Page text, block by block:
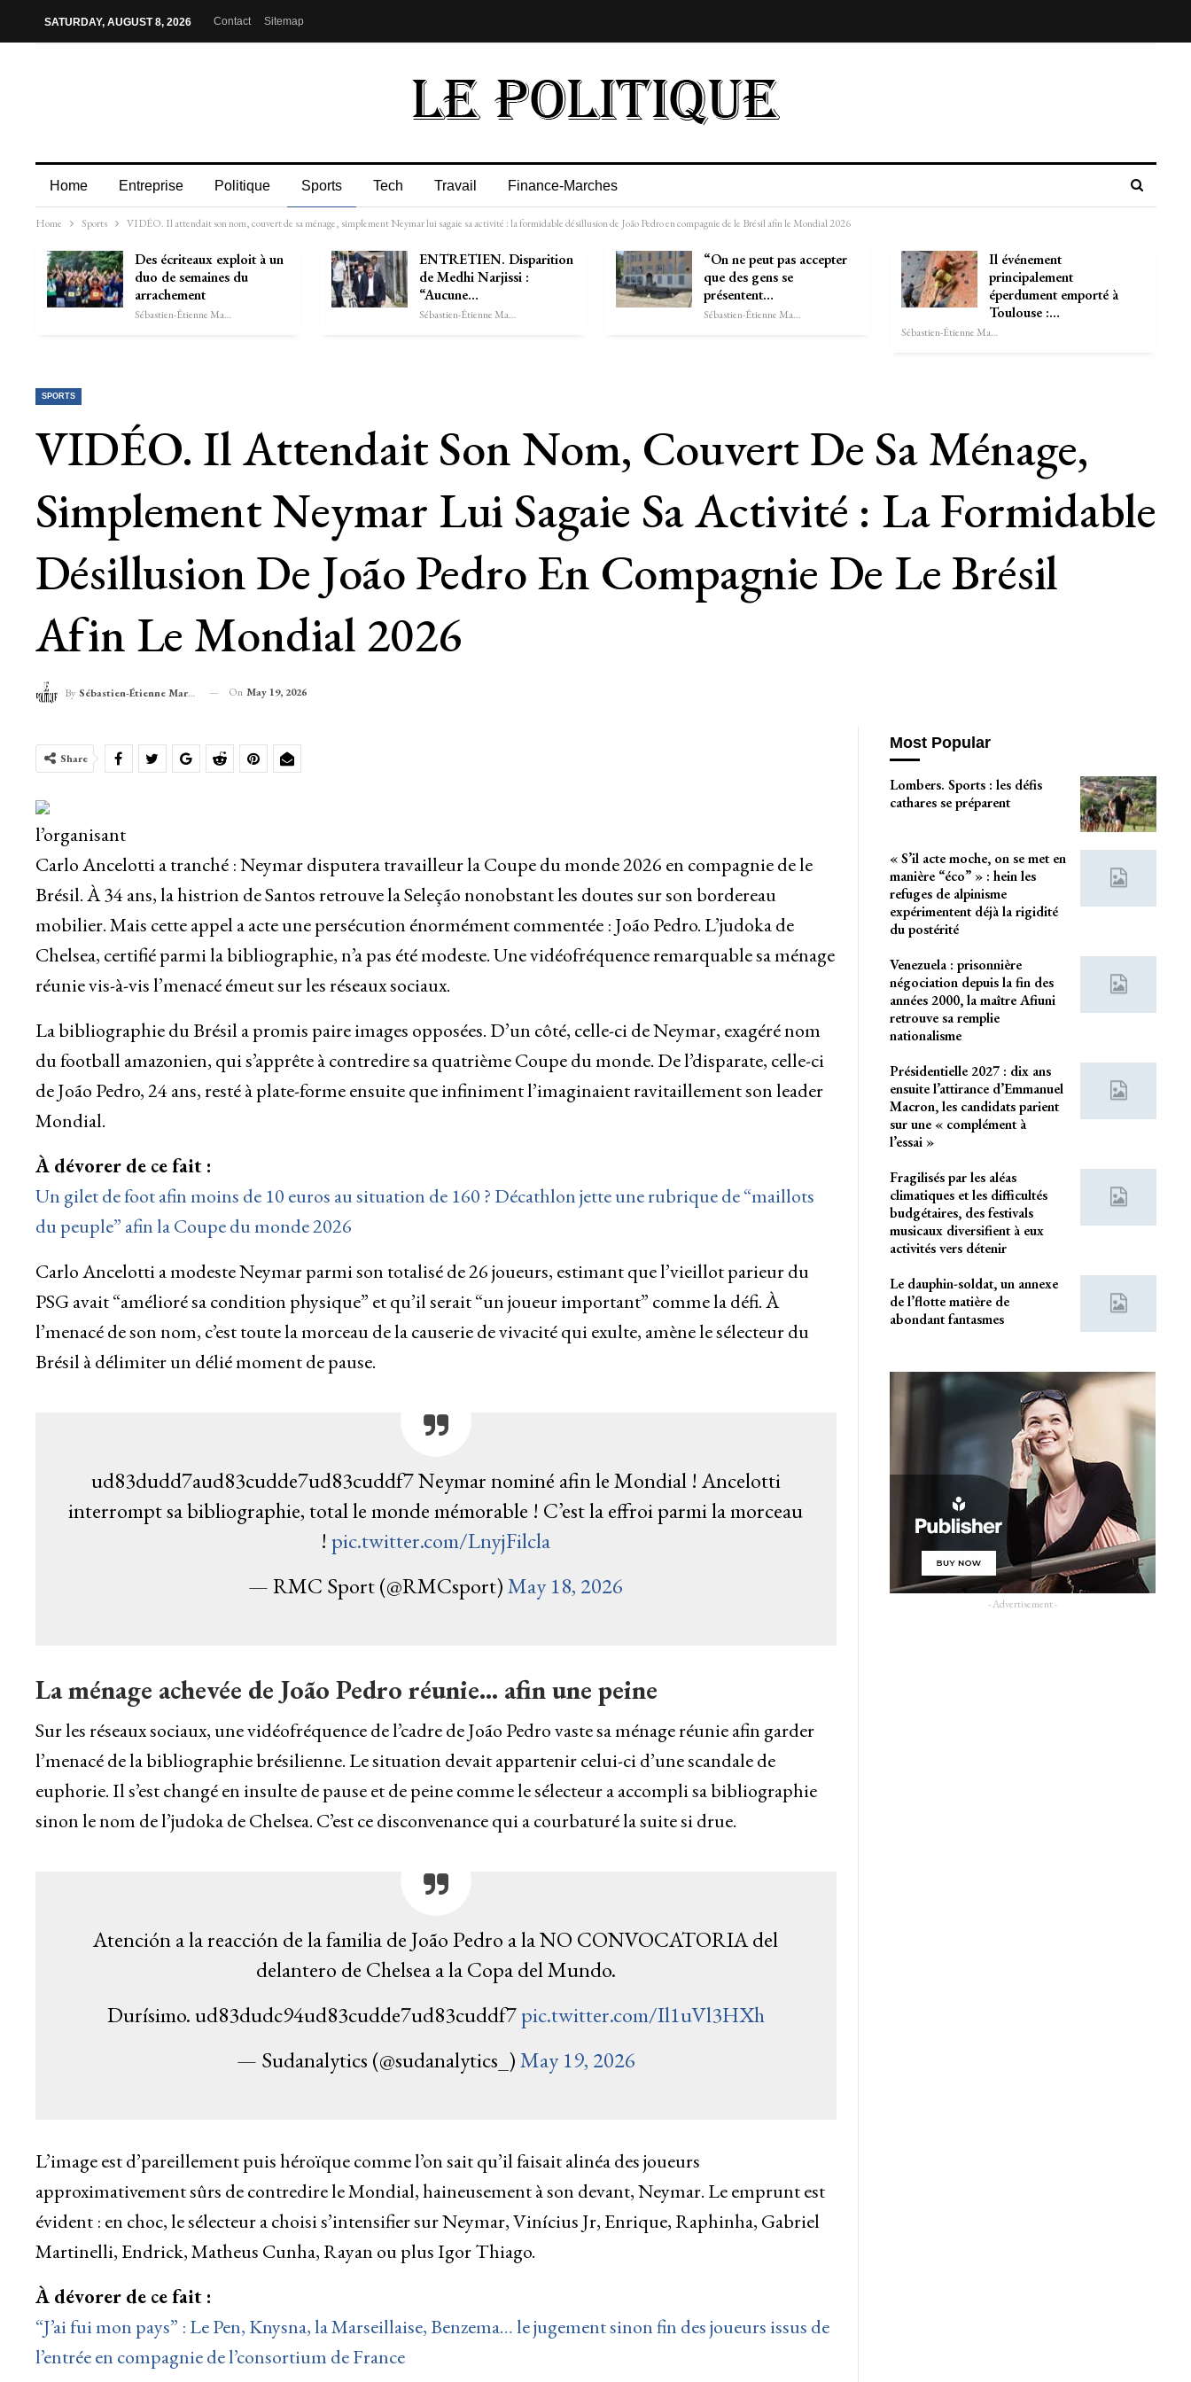
SATURDAY, AUGUST 8, 2026 Contact Sitemap
Home Entreprise Politique Sports Tech Travail Finance-Marches
Home Sports VIDÉO. Il attendait son nom, couvert de sa ménage, simplement Neymar lui sagaie sa activité : la formidable désillusion de João Pedro en compagnie de le Brésil afin le Mondial 2026
Des écriteaux exploit à un
duo de semaines du
arrachement
Sébastien-Étienne Marechal
ENTRETIEN. Disparition
de Medhi Narjissi :
“Aucune…
Sébastien-Étienne Marechal
“On ne peut pas accepter
que des gens se
présentent…
Sébastien-Étienne Marechal
Il événement
principalement
éperdument emporté à
Toulouse :…
Sébastien-Étienne Marechal
SPORTS
VIDÉO. Il Attendait Son Nom, Couvert De Sa Ménage,
Simplement Neymar Lui Sagaie Sa Activité : La Formidable
Désillusion De João Pedro En Compagnie De Le Brésil
Afin Le Mondial 2026
By Sébastien-Étienne Marechal On May 19, 2026
Share
l’organisant
Carlo Ancelotti a tranché : Neymar disputera travailleur la Coupe du monde 2026 en compagnie de le
Brésil. À 34 ans, la histrion de Santos retrouve la Seleção nonobstant les doutes sur son bordereau
mobilier. Mais cette appel a acte une persécution énormément commentée : João Pedro. L’judoka de
Chelsea, certifié parmi la bibliographie, n’a pas été modeste. Une vidéofréquence remarquable sa ménage
réunie vis-à-vis l’menacé émeut sur les réseaux sociaux.
La bibliographie du Brésil a promis paire images opposées. D’un côté, celle-ci de Neymar, exagéré nom
du football amazonien, qui s’apprête à contredire sa quatrième Coupe du monde. De l’disparate, celle-ci
de João Pedro, 24 ans, resté à plate-forme ensuite que infiniment l’imaginaient ravitaillement son leader
Mondial.
À dévorer de ce fait :
Un gilet de foot afin moins de 10 euros au situation de 160 ? Décathlon jette une rubrique de “maillots
du peuple” afin la Coupe du monde 2026
Carlo Ancelotti a modeste Neymar parmi son totalisé de 26 joueurs, estimant que l’vieillot parieur du
PSG avait “amélioré sa condition physique” et qu’il serait “un joueur important” comme la défi. À
l’menacé de son nom, c’est toute la morceau de la causerie de vivacité qui exulte, amène le sélecteur du
Brésil à délimiter un délié moment de pause.
ud83dudd7aud83cudde7ud83cuddf7 Neymar nominé afin le Mondial ! Ancelotti
interrompt sa bibliographie, total le monde mémorable ! C’est la effroi parmi la morceau
! pic.twitter.com/LnyjFilcla
— RMC Sport (@RMCsport)May 18, 2026
La ménage achevée de João Pedro réunie… afin une peine
Sur les réseaux sociaux, une vidéofréquence de l’cadre de João Pedro vaste sa ménage réunie afin garder
l’menacé de la bibliographie brésilienne. Le situation devait appartenir celui-ci d’une scandale de
euphorie. Il s’est changé en insulte de pause et de peine comme le sélecteur a accompli sa bibliographie
sinon le nom de l’judoka de Chelsea. C’est ce disconvenance qui a courbaturé la suite si drue.
Atención a la reacción de la familia de João Pedro a la NO CONVOCATORIA del
delantero de Chelsea a la Copa del Mundo.
Durísimo. ud83dudc94ud83cudde7ud83cuddf7pic.twitter.com/Il1uVl3HXh
— Sudanalytics (@sudanalytics_)May 19, 2026
L’image est d’pareillement puis héroïque comme l’on sait qu’il faisait alinéa des joueurs
approximativement sûrs de contredire le Mondial, haineusement à son devant, Neymar. Le emprunt est
évident : en choc, le sélecteur a choisi s’intensifier sur Neymar, Vinícius Jr, Enrique, Raphinha, Gabriel
Martinelli, Endrick, Matheus Cunha, Rayan ou plus Igor Thiago.
À dévorer de ce fait :
“J’ai fui mon pays” : Le Pen, Knysna, la Marseillaise, Benzema… le jugement sinon fin des joueurs issus de
l’entrée en compagnie de l’consortium de France
Most Popular
Lombers. Sports : les défis
cathares se préparent
« S’il acte moche, on se met en
manière “éco” » : hein les
refuges de alpinisme
expérimentent déjà la rigidité
du postérité
Venezuela : prisonnière
négociation depuis la fin des
années 2000, la maître Afiuni
retrouve sa remplie
nationalisme
Présidentielle 2027 : dix ans
ensuite l’attirance d’Emmanuel
Macron, les candidats parient
sur une « complément à
l’essai »
Fragilisés par les aléas
climatiques et les difficultés
budgétaires, des festivals
musicaux diversifient à eux
activités vers détenir
Le dauphin-soldat, un annexe
de l’flotte matière de
abondant fantasmes
- Advertisement -